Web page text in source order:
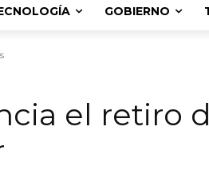
GOBIERNO
el retiro